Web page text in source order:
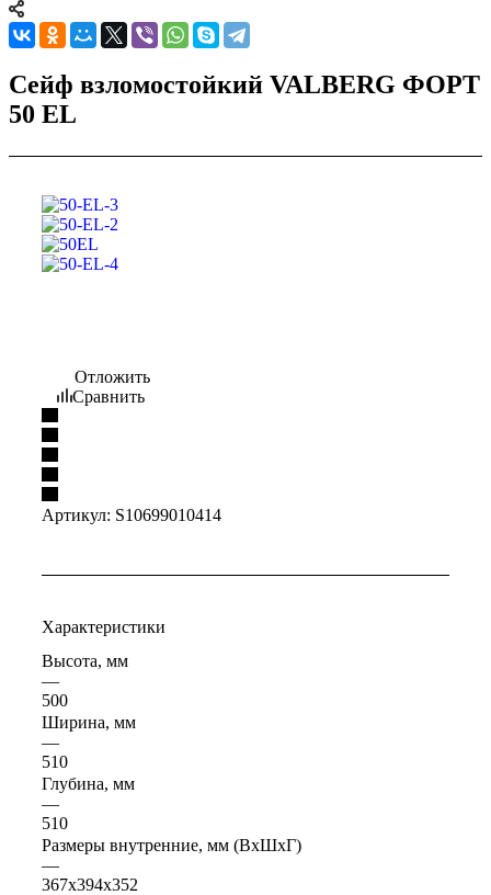
Сейф взломостойкий VALBERG ФОРТ
50 EL
Отложить
Сравнить
Артикул: S10699010414
Характеристики
Высота, мм
—
500
Ширина, мм
—
510
Глубина, мм
—
510
Размеры внутренние, мм (ВхШхГ)
—
367x394x352